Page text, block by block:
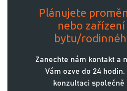
Plánujete
nebo
bytu/
Zanechte nám kontakt a
Vám ozve do 24
konzultaci